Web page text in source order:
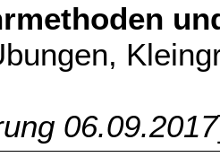
06.09.2017